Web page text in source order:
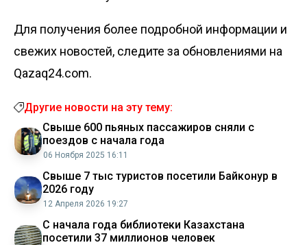
Для получения более подробной информации и
свежих новостей, следите за обновлениями на
Qazaq24.com.
Другие новости на эту тему:
Свыше 600 пьяных пассажиров сняли с
поездов с начала года
06 Ноября 2025 16:11
Свыше 7 тыс туристов посетили Байконур в
2026 году
12 Апреля 2026 19:27
С начала года библиотеки Казахстана
посетили 37 миллионов человек